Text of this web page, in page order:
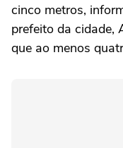
cinco metros,
prefeito da cidade,
que ao menos